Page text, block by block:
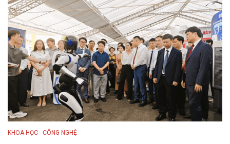
KHOA HỌC - CÔNG NGHỆ